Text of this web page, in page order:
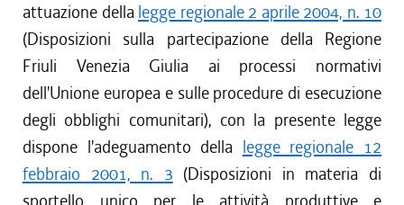
attuazione della legge regionale 2 aprile 2004, n. 10
(Disposizioni sulla partecipazione della Regione
Friuli Venezia Giulia ai processi normativi
dell'Unione europea e sulle procedure di esecuzione
degli obblighi comunitari), con la presente legge
dispone l'adeguamento della legge regionale 12
febbraio 2001, n. 3 (Disposizioni in materia di